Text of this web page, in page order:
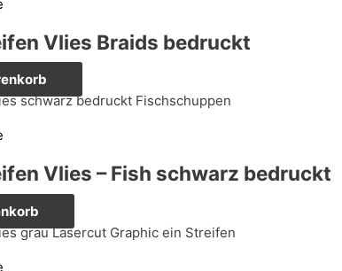
Vlies Braids bedruckt
Vlies – Fish schwarz bedruckt